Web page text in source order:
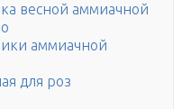
весной аммиачной
аммиачной
для роз